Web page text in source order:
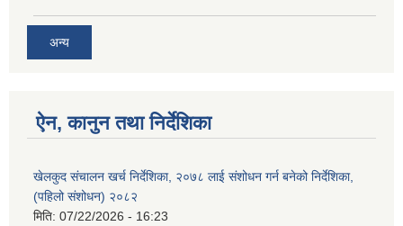
अन्य
ऐन, कानुन तथा निर्देशिका
खेलकुद संचालन खर्च निर्देशिका, २०७८ लाई संशोधन गर्न बनेको निर्देशिका,
(पहिलो संशोधन) २०८२
मिति: 07/22/2026 - 16:23